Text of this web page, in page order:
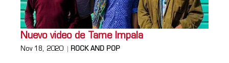
Nuevo video de Tame Impala
Nov 18, 2020 ROCK AND POP